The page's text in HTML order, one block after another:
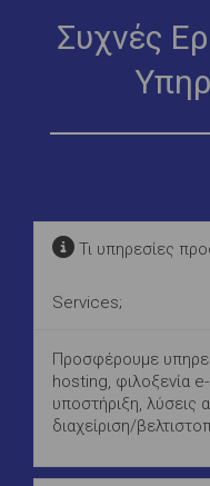
Συχνές
Τι υπηρεσίες
Services;
Προσφέρουμε
hosting, φιλοξενία
υποστήριξη, λύσεις
διαχείριση/